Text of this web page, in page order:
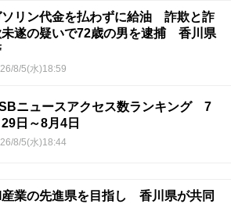
ソリン代金を払わずに給油 詐欺と詐
遂の疑いで72歳の男を逮捕 香川県
8/5(水)18:59
ニュースアクセス数ランキング 7
29日～8月4日
8/5(水)18:44
業の先進県を目指し 香川県が共同